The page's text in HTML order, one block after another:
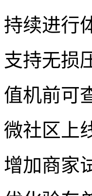
持续进行
支持无损
值机前可
微社区上
增加商家